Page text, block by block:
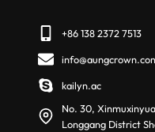
+86 138 2372 7513
kailyn.ac
No. 30,
Longgang District